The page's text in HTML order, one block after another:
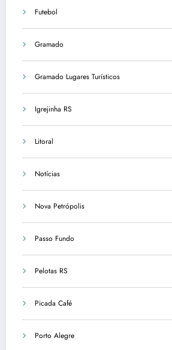
Futebol
Gramado
Gramado Lugares Turísticos
Igrejinha RS
Litoral
Notícias
Nova Petrópolis
Passo Fundo
Pelotas RS
Picada Café
Porto Alegre